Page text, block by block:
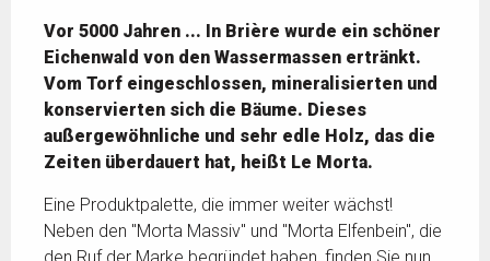
Vor 5000 Jahren ... In Brière wurde ein schöner
Eichenwald von den Wassermassen ertränkt.
Vom Torf eingeschlossen, mineralisierten und
konservierten sich die Bäume. Dieses
außergewöhnliche und sehr edle Holz, das die
Zeiten überdauert hat, heißt Le Morta.
Eine Produktpalette, die immer weiter wächst!
Neben den "Morta Massiv" und "Morta Elfenbein", die